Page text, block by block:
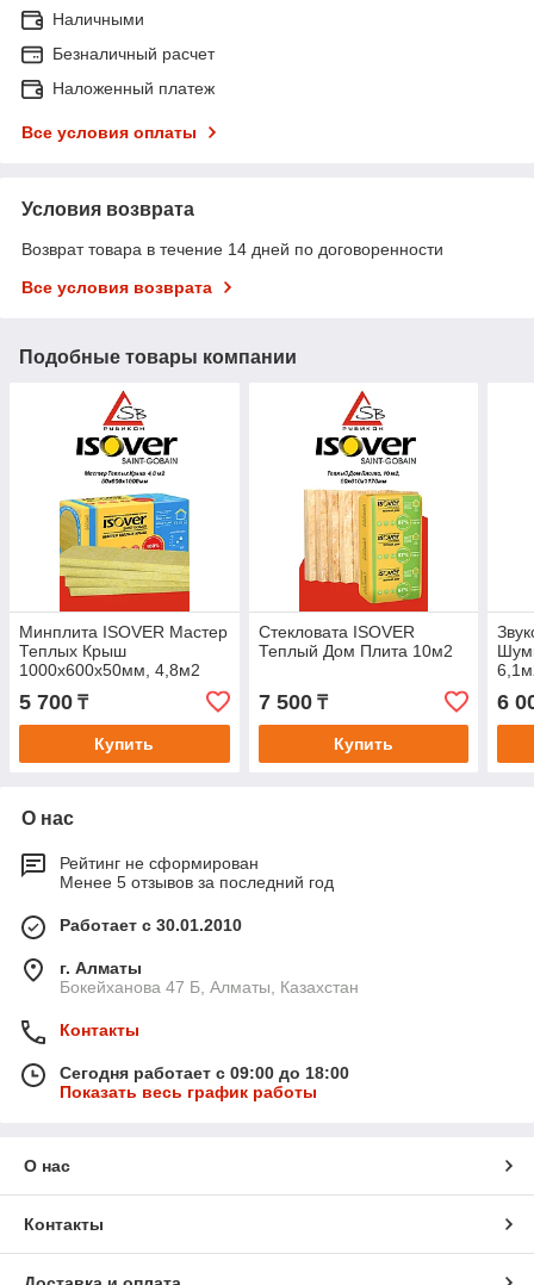
Наличными
Безналичный расчет
Наложенный платеж
Все условия оплаты
Условия возврата
Возврат товара в течение 14 дней по договоренности
Все условия возврата
Подобные товары компании
Минплита ISOVER Мастер
Теплых Крыш
1000х600х50мм, 4,8м2
5 700 ₸
Купить
Стекловата ISOVER
Теплый Дом Плита 10м2
7 500₸
Купить
6
О нас
Рейтинг не сформирован
Менее 5 отзывов за последний год
Работает с 30.01.2010
г. Алматы
Бокейханова 47 Б, Алматы, Казахстан
Контакты
Сегодня работает с 09:00 до 18:00
Показать весь график работы
О нас
Контакты